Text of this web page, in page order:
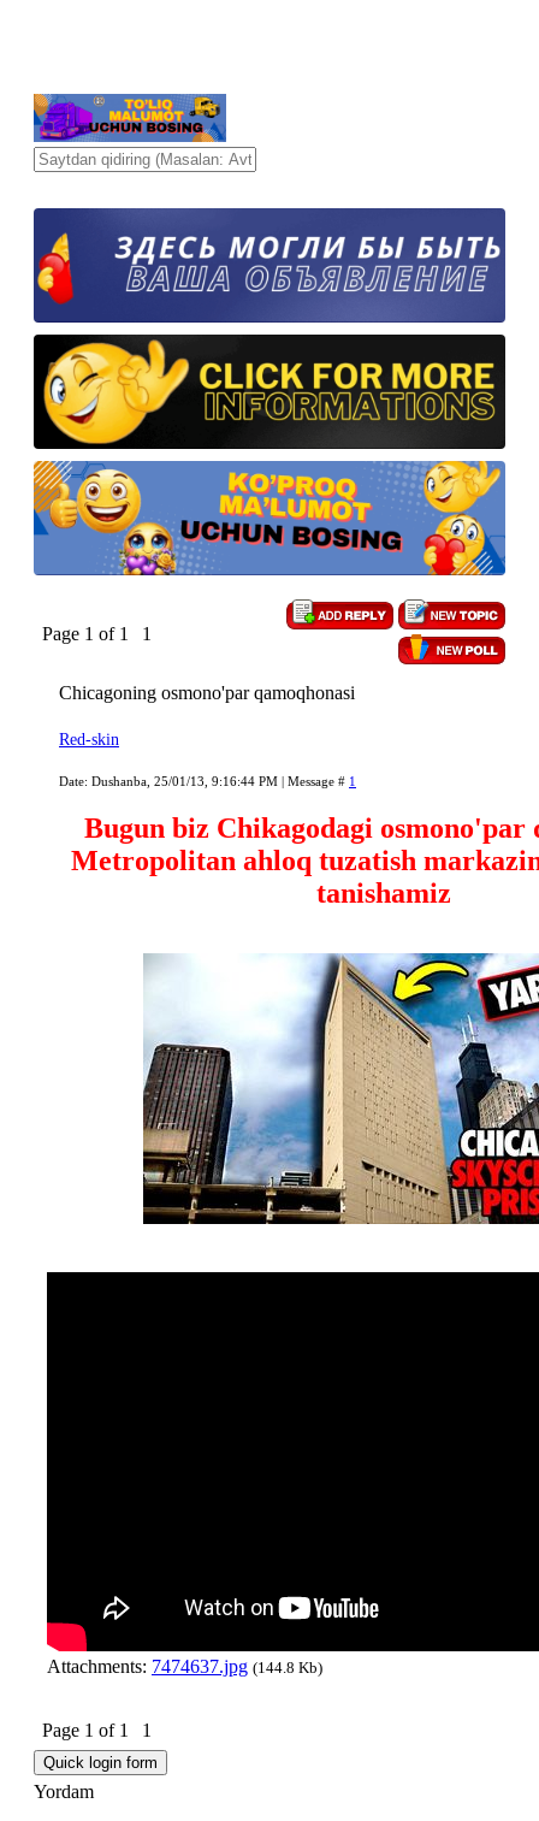
Page 1 of 1 1
Chicagoning osmono'par qamoqhonasi
Red-skin
Date: Dushanba, 25/01/13, 9:16:44 PM | Message # 1
Bugun biz Chikagodagi osmono'par
Metropolitan ahloq tuzatish
tanishamiz
Attachments: 7474637.jpg (144.8 Kb)
Page 1 of 1 1
Yordam